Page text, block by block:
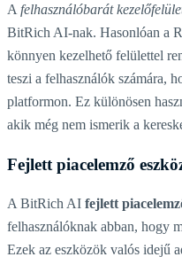
A felhasználóbarát
BitRich AI-nak. Hasonlóan a
könnyen kezelhető felülettel
teszi a felhasználók számára,
platformon. Ez különösen
akik még nem ismerik a
Fejlett piacelemző
A BitRich AI fejlett
felhasználóknak abban, hogy
Ezek az eszközök valós idejű